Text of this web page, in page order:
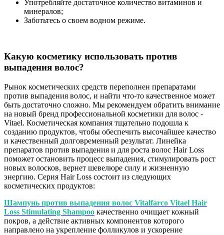
Употребляйте достаточное количество витаминов и
минералов;
Заботьтесь о своем водном режиме.
Какую косметику использовать против
выпадения волос?
Рынок косметических средств переполнен препаратами
против выпадения волос, и найти что-то качественное может
быть достаточно сложно. Мы рекомендуем обратить внимание
на новый бренд профессиональной косметики для волос -
Vitael. Косметическая компания тщательно подошла к
созданию продуктов, чтобы обеспечить высочайшее качество
и качественный долговременный результат. Линейка
препаратов против выпадения и для роста волос Hair Loss
поможет остановить процесс выпадения, стимулировать рост
новых волосков, вернет шевелюре силу и жизненную
энергию. Серия Hair Loss состоит из следующих
косметических продуктов:
Шампунь против выпадения волос Vitalfarco Vitael Hair
Loss Stimulating Shampoo качественно очищает кожный
покров, а действие активных компонентов которого
направлено на укрепление фолликулов и ускорение